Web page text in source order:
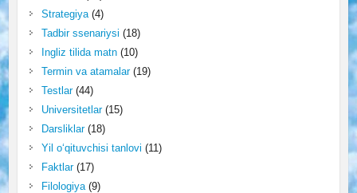
Strategiya(4)
Tadbir ssenariysi (18)
Ingliz tilida matn(10)
Termin va atamalar(19)
Testlar(44)
Universitetlar(15)
Darsliklar(18)
Yil o‘qituvchisi tanlovi (11)
Faktlar(17)
Filologiya(9)